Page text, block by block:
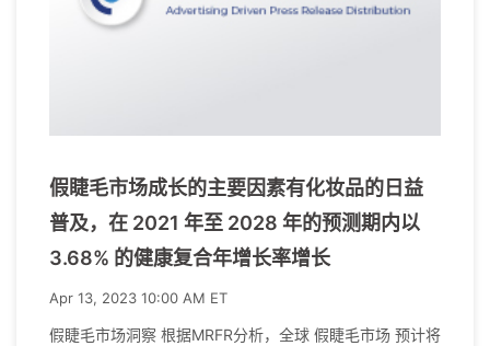
假睫毛市场成长的主要因素有化妆品的日益
普及，在 2021 年至 2028 年的预测期内以
3.68% 的健康复合年增长率增长
Apr 13, 2023 10:00 AM ET
假睫毛市场洞察 根据MRFR分析，全球 假睫毛市场 预计将